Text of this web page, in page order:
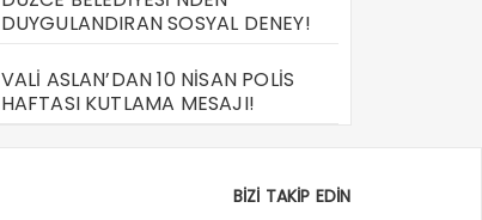
DUYGULANDIRAN SOSYAL DENEY!
VALİ ASLAN’DAN 10 NİSAN POLİS
HAFTASI KUTLAMA MESAJI!
BİZİ TAKİP EDİN